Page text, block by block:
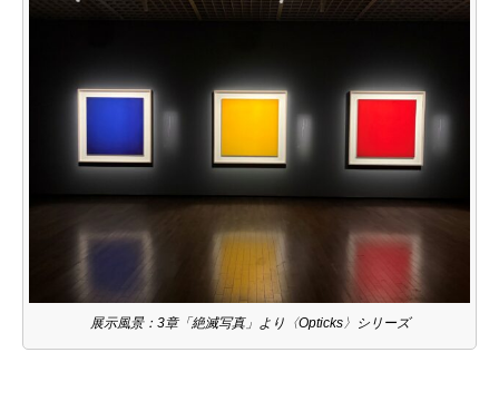
展示風景：3章「絶滅写真」より〈Opticks〉シリーズ